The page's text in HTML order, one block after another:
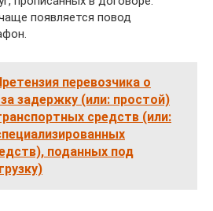
появляется повод
перевозчика о
задержку (или: простой)
средств (или:
поданных под